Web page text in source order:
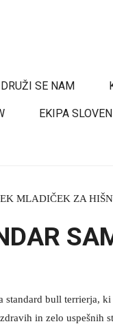
SE NAM
EKIPA
MLADIČEK ZA
standard bull terrierja,
in zelo uspešnih